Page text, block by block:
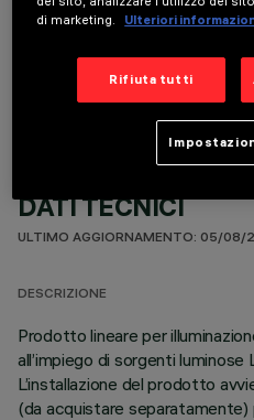
DATI TECNICI
ULTIMO AGGIORNAMENTO: 05/08/
DESCRIZIONE
Prodotto lineare per
all’impiego di sorgenti
L’installazione del prodotto
(da acquistare separatamente)
di marketing. Ulteriori
Rifiuta tutti